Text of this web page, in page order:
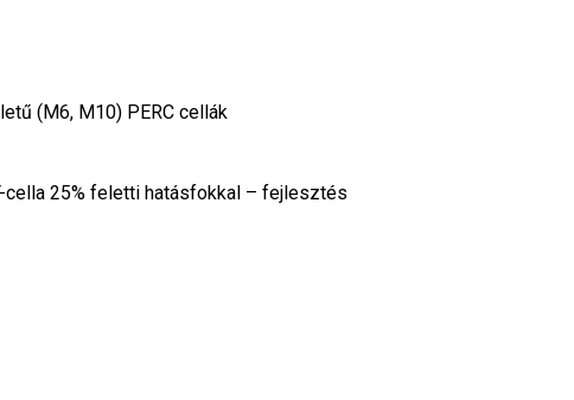
(M6, M10) PERC cellák
cella 25% feletti hatásfokkal – fejlesztés